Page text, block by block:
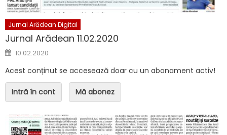
Jurnal Arădean Digital
Jurnal Arădean 11.02.2020
Posted on
10.02.2020
Acest conținut se accesează doar cu un abonament activ!
Intră în cont Mă abonez